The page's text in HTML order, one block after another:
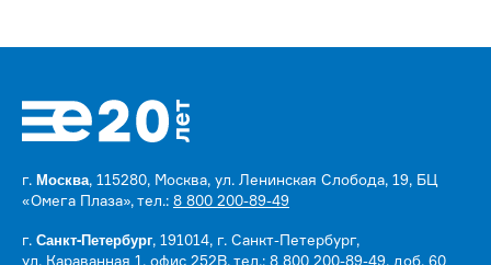
г. Москва, 115280, Москва, ул. Ленинская Слобода, 19, БЦ
«Омега Плаза», тел.: 8 800 200-89-49
г. Санкт-Петербург, 191014, г. Санкт-Петербург,
ул. Караванная 1, офис 252В, тел.: 8 800 200-89-49, доб. 60